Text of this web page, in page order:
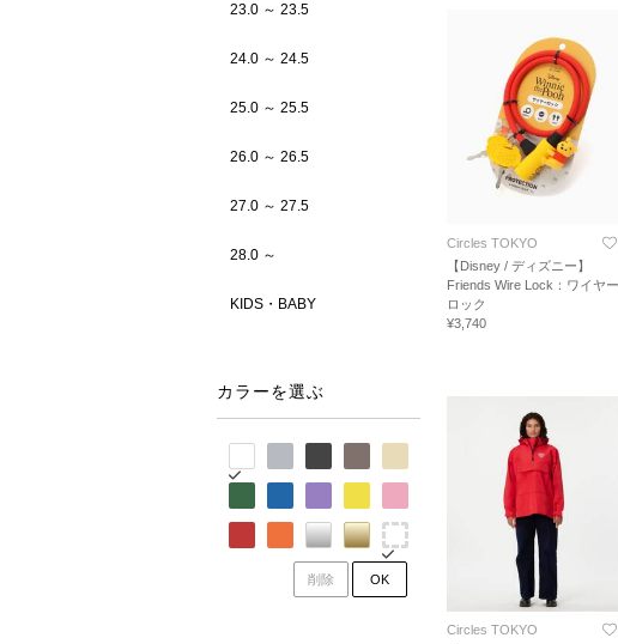
23.0 ～ 23.5
24.0 ～ 24.5
25.0 ～ 25.5
26.0 ～ 26.5
27.0 ～ 27.5
28.0 ～
KIDS・BABY
カラーを選ぶ
削除 OK
Circles TOKYO
【Disney / ディズニー】
Friends Wire Lock：ワイヤー
ロック
¥3,740
Circles TOKYO